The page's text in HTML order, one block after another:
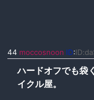
44 moccosnoon ID:
ハードオフでも袋
イクル屋。